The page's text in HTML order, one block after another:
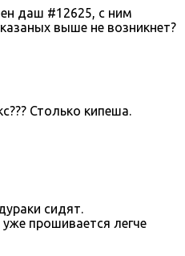
даш #12625, с ним
выше не возникнет?
Столько кипеша.
сидят.
прошивается легче